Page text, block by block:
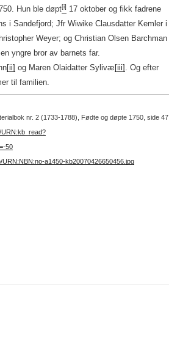
Hun ble døpt[i] 17 oktober og fikk fadrene
i Sandefjord; Jfr Wiwike Clausdatter Kemler i
Weyer; og Christian Olsen Barchman
yngre bror av barnets far.
[ii] og Maren Olaidatter Sylivæ [iii] . Og efter
til familien.
nr. 2 (1733-1788), Fødte og døpte 1750, side 47.
50
a1450-kb20070426650456.jpg